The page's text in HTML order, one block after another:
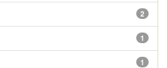
2
1
1